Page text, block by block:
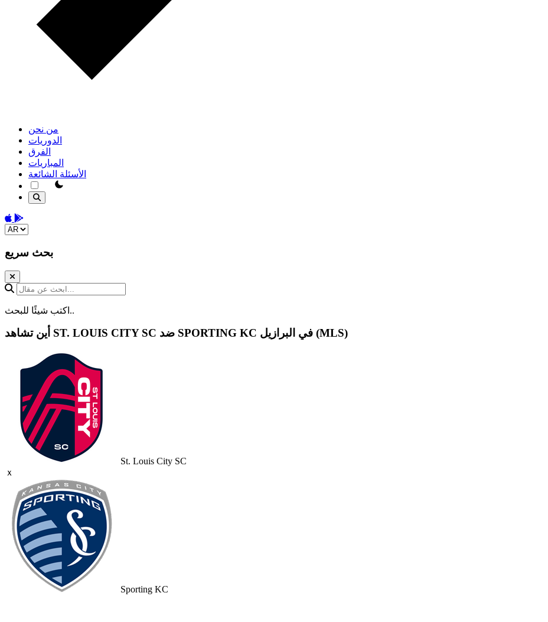
من نحن
الدوريات
الفرق
المباريات
الأسئلة الشائعة
theme switcher
Download on the App Store
Get it on Google Play
Change language
بحث سريع
ابحث عن مقال...
اكتب شيئًا للبحث..
ST. LOUIS CITY SC SPORTING KC في البرازيل (MLS)
St. Louis City SC
ｘ
Sporting KC